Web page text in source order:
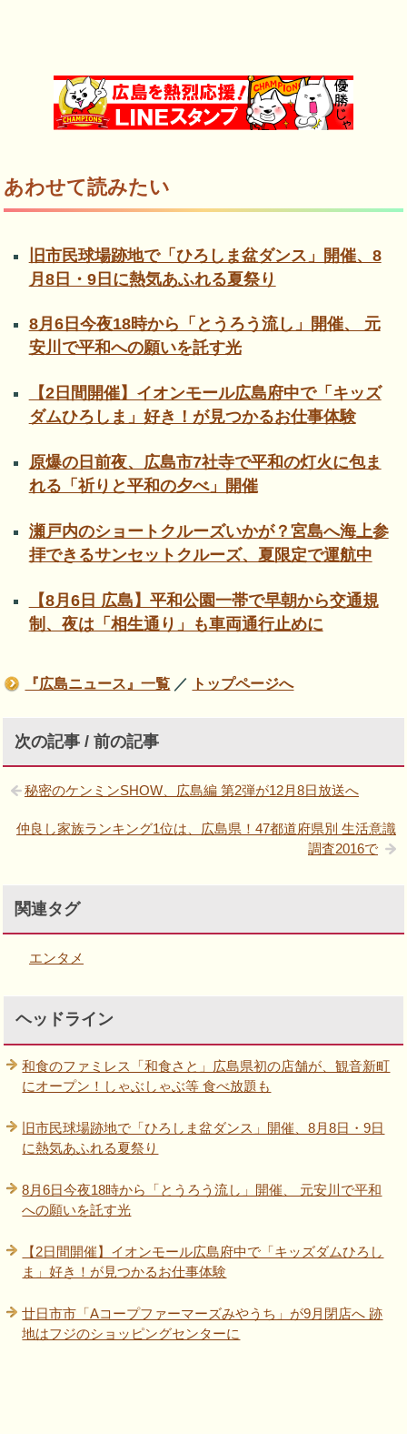
あわせて読みたい
旧市民球場跡地で「ひろしま盆ダンス」開催、8
月8日・9日に熱気あふれる夏祭り
8月6日今夜18時から「とうろう流し」開催、 元
安川で平和への願いを託す光
【2日間開催】イオンモール広島府中で「キッズ
ダムひろしま」好き！が見つかるお仕事体験
原爆の日前夜、広島市7社寺で平和の灯火に包ま
れる「祈りと平和の夕べ」開催
瀬戸内のショートクルーズいかが？宮島へ海上参
拝できるサンセットクルーズ、夏限定で運航中
【8月6日 広島】平和公園一帯で早朝から交通規
制、夜は「相生通り」も車両通行止めに
『広島ニュース』一覧 ／ トップページへ
次の記事 / 前の記事
秘密のケンミンSHOW、広島編 第2弾が12月8日放送へ
仲良し家族ランキング1位は、広島県！47都道府県別 生活意識
調査2016で
関連タグ
エンタメ
ヘッドライン
和食のファミレス「和食さと」広島県初の店舗が、観音新町
にオープン！しゃぶしゃぶ等 食べ放題も
旧市民球場跡地で「ひろしま盆ダンス」開催、8月8日・9日
に熱気あふれる夏祭り
8月6日今夜18時から「とうろう流し」開催、 元安川で平和
への願いを託す光
【2日間開催】イオンモール広島府中で「キッズダムひろし
ま」好き！が見つかるお仕事体験
廿日市市「Aコープファーマーズみやうち」が9月閉店へ 跡
地はフジのショッピングセンターに